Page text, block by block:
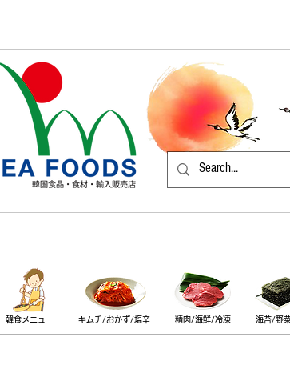
韓食メニュー キムチ/おかず/塩辛 精肉/海鮮/冷凍 海苔/野